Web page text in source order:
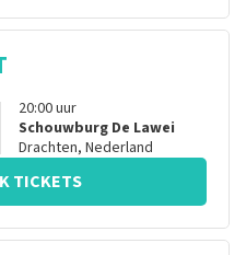
20:00uur
Schouwburg De Lawei
Drachten, Nederland
TICKETS